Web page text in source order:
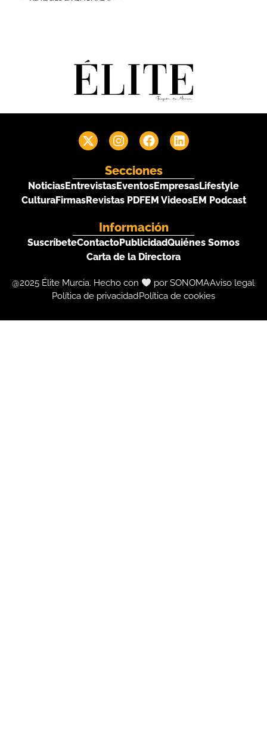
Secciones
NoticiasEntrevistasEventosEmpresasLifestyle
CulturaFirmasRevistas PDFEM VideosEM Podcast
Información
SuscríbeteContactoPublicidadQuiénes Somos
Carta de la Directora
@2025 Élite Murcia. Hecho con por SONOMAAviso legal
Política de privacidadPolítica de cookies